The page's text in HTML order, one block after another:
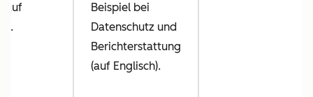
Beispiel bei
Datenschutz und
Berichterstattung
(auf Englisch).